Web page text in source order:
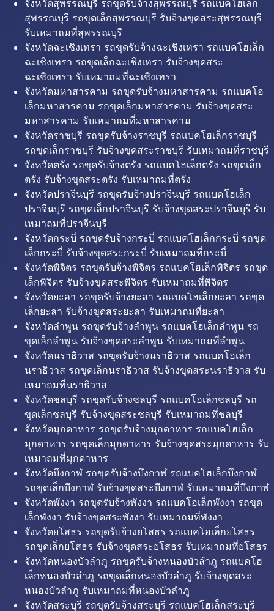
จังหวัดสุพรรณบุรี รถขุดรับจ้างสุพรรณบุรี รถแบคโฮเล็ก
สุพรรณบุรี รถขุดเล็กสุพรรณบุรี รับจ้างขุดสระสุพรรณบุรี
รับเหมาถมที่สุพรรณบุรี
จังหวัดฉะเชิงเทรา รถขุดรับจ้างฉะเชิงเทรา รถแบคโฮเล็ก
ฉะเชิงเทรา รถขุดเล็กฉะเชิงเทรา รับจ้างขุดสระ
ฉะเชิงเทรา รับเหมาถมที่ฉะเชิงเทรา
จังหวัดมหาสารคาม รถขุดรับจ้างมหาสารคาม รถแบคโฮ
เล็กมหาสารคาม รถขุดเล็กมหาสารคาม รับจ้างขุดสระ
มหาสารคาม รับเหมาถมที่มหาสารคาม
จังหวัดราชบุรี รถขุดรับจ้างราชบุรี รถแบคโฮเล็กราชบุรี
รถขุดเล็กราชบุรี รับจ้างขุดสระราชบุรี รับเหมาถมที่ราชบุรี
จังหวัดตรัง รถขุดรับจ้างตรัง รถแบคโฮเล็กตรัง รถขุดเล็ก
ตรัง รับจ้างขุดสระตรัง รับเหมาถมที่ตรัง
จังหวัดปราจีนบุรี รถขุดรับจ้างปราจีนบุรี รถแบคโฮเล็ก
ปราจีนบุรี รถขุดเล็กปราจีนบุรี รับจ้างขุดสระปราจีนบุรี รับ
เหมาถมที่ปราจีนบุรี
จังหวัดกระบี่ รถขุดรับจ้างกระบี่ รถแบคโฮเล็กกระบี่ รถขุด
เล็กกระบี่ รับจ้างขุดสระกระบี่ รับเหมาถมที่กระบี่
จังหวัดพิจิตร รถขุดรับจ้างพิจิตร รถแบคโฮเล็กพิจิตร รถขุด
เล็กพิจิตร รับจ้างขุดสระพิจิตร รับเหมาถมที่พิจิตร
จังหวัดยะลา รถขุดรับจ้างยะลา รถแบคโฮเล็กยะลา รถขุด
เล็กยะลา รับจ้างขุดสระยะลา รับเหมาถมที่ยะลา
จังหวัดลำพูน รถขุดรับจ้างลำพูน รถแบคโฮเล็กลำพูน รถ
ขุดเล็กลำพูน รับจ้างขุดสระลำพูน รับเหมาถมที่ลำพูน
จังหวัดนราธิวาส รถขุดรับจ้างนราธิวาส รถแบคโฮเล็ก
นราธิวาส รถขุดเล็กนราธิวาส รับจ้างขุดสระนราธิวาส รับ
เหมาถมที่นราธิวาส
จังหวัดชลบุรี รถขุดรับจ้างชลบุรี รถแบคโฮเล็กชลบุรี รถ
ขุดเล็กชลบุรี รับจ้างขุดสระชลบุรี รับเหมาถมที่ชลบุรี
จังหวัดมุกดาหาร รถขุดรับจ้างมุกดาหาร รถแบคโฮเล็ก
มุกดาหาร รถขุดเล็กมุกดาหาร รับจ้างขุดสระมุกดาหาร รับ
เหมาถมที่มุกดาหาร
จังหวัดบึงกาฬ รถขุดรับจ้างบึงกาฬ รถแบคโฮเล็กบึงกาฬ
รถขุดเล็กบึงกาฬ รับจ้างขุดสระบึงกาฬ รับเหมาถมที่บึงกาฬ
จังหวัดพังงา รถขุดรับจ้างพังงา รถแบคโฮเล็กพังงา รถขุด
เล็กพังงา รับจ้างขุดสระพังงา รับเหมาถมที่พังงา
จังหวัดยโสธร รถขุดรับจ้างยโสธร รถแบคโฮเล็กยโสธร
รถขุดเล็กยโสธร รับจ้างขุดสระยโสธร รับเหมาถมที่ยโสธร
จังหวัดหนองบัวลำภู รถขุดรับจ้างหนองบัวลำภู รถแบคโฮ
เล็กหนองบัวลำภู รถขุดเล็กหนองบัวลำภู รับจ้างขุดสระ
หนองบัวลำภู รับเหมาถมที่หนองบัวลำภู
จังหวัดสระบุรี รถขุดรับจ้างสระบุรี รถแบคโฮเล็กสระบุรี